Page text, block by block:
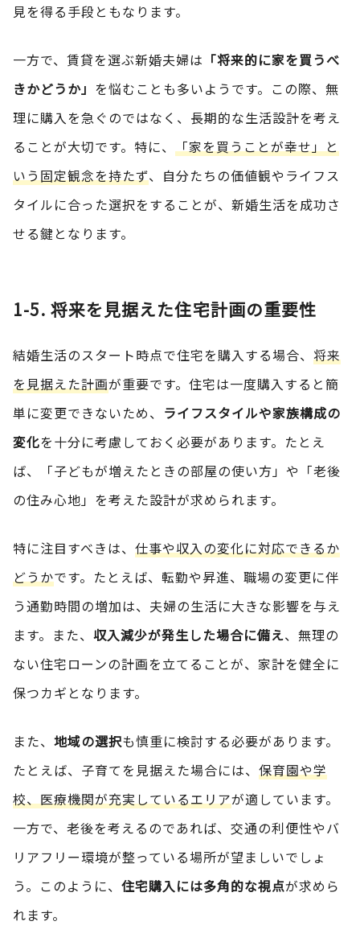
見を得る手段ともなります。
一方で、賃貸を選ぶ新婚夫婦は 「将来的に家を買うべ
きかどうか」 を悩むことも多いようです。この際、無
理に購入を急ぐのではなく、長期的な生活設計を考え
ることが大切です。特に、
「家を買うことが幸せ」と
いう固定観念を持たず、自分たちの価値観やライフス
タイルに合った選択をすることが、新婚生活を成功さ
せる鍵となります。
1-5. 将来を見据えた住宅計画の重要性
結婚生活のスタート時点で住宅を購入する場合、 将来
を見据えた計画が重要です。住宅は一度購入すると簡
単に変更できないため、 ライフスタイルや家族構成の
変化を十分に考慮しておく必要があります。たとえ
ば、「子どもが増えたときの部屋の使い方」や「老後
の住み心地」を考えた設計が求められます。
特に注目すべきは、 仕事や収入の変化に対応できるか
どうかです。たとえば、転勤や昇進、職場の変更に伴
う通勤時間の増加は、夫婦の生活に大きな影響を与え
ます。また、 収入減少が発生した場合に備え、無理の
ない住宅ローンの計画を立てることが、家計を健全に
保つカギとなります。
また、 地域の選択も慎重に検討する必要があります。
たとえば、子育てを見据えた場合には、 保育園や学
校、医療機関が充実しているエリアが適しています。
一方で、老後を考えるのであれば、交通の利便性やバ
リアフリー環境が整っている場所が望ましいでしょ
う。このように、 住宅購入には多角的な視点が求めら
れます。